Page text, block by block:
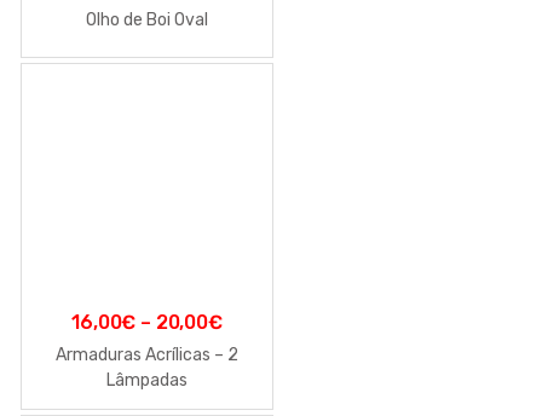
Olho de Boi Oval
16,00€ – 20,00€
Armaduras Acrílicas – 2
Lâmpadas